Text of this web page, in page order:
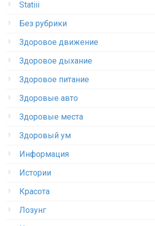
Statiii
Без рубрики
Здоровое движение
Здоровое дыхание
Здоровое питание
Здоровые авто
Здоровые места
Здоровый ум
Информация
Истории
Красота
Лозунг